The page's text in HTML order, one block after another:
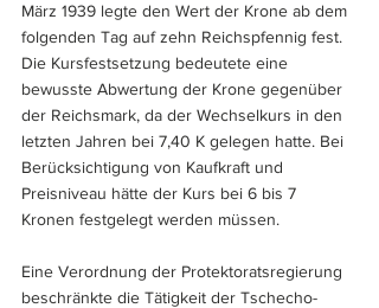
März 1939 legte den Wert der Krone ab dem
folgenden Tag auf zehn Reichspfennig fest.
Die Kursfestsetzung bedeutete eine
bewusste Abwertung der Krone gegenüber
der Reichsmark, da der Wechselkurs in den
letzten Jahren bei 7,40 K gelegen hatte. Bei
Berücksichtigung von Kaufkraft und
Preisniveau hätte der Kurs bei 6 bis 7
Kronen festgelegt werden müssen.
Eine Verordnung der Protektoratsregierung
beschränkte die Tätigkeit der Tschecho-